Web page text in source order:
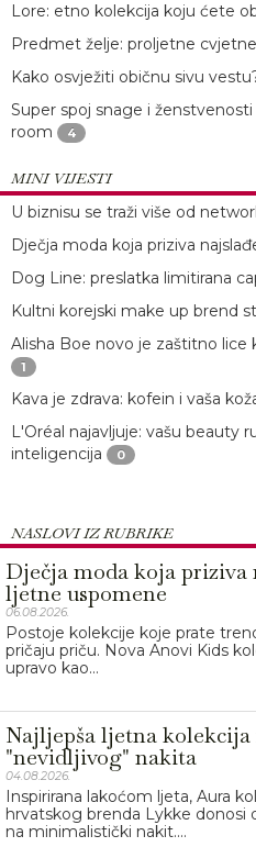
Lore: etno kolekcija koju ćete
Predmet želje: proljetne
Kako osvježiti običnu sivu
Super spoj snage i
room
4
MINI VIJESTI
U biznisu se traži više od
Dječja moda koja priziva
Dog Line: preslatka limitirana
Kultni korejski make up brend
Alisha Boe novo je zaštitno
1
Kava je zdrava: kofein i vaša
L'Oréal najavljuje: vašu beauty
inteligencija
0
NASLOVI IZ RUBRIKE
Dječja moda koja priziva
ljetne uspomene
06.08.2026.
Postoje kolekcije koje prate
pričaju priču. Nova Anovi Kids
upravo kao...
Najljepša ljetna
"nevidljivog" nakita
04.08.2026.
Inspirirana lakoćom ljeta, Aura
hrvatskog brenda Lykke donosi
na minimalistički nakit....